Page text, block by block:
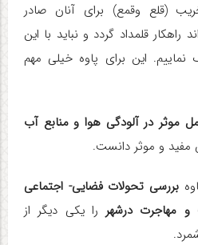
(قلع وقمع) برای آنان صادر
قلمداد گردد و نباید با این
این برای پاوه خیلی مهم
موثر در آلودگی هوا و منابع آب
مفید و موثر دانست.
بررسی تحولات فضایی- اجتماعی
مهاجرت درشهررا یکی دیگر از
.